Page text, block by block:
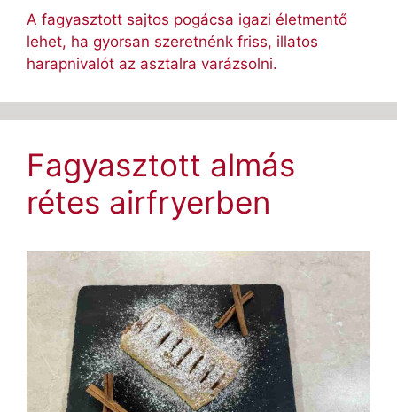
A fagyasztott sajtos pogácsa igazi életmentő
lehet, ha gyorsan szeretnénk friss, illatos
harapnivalót az asztalra varázsolni.
Fagyasztott almás
rétes airfryerben